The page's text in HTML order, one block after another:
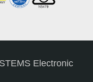
Electronic